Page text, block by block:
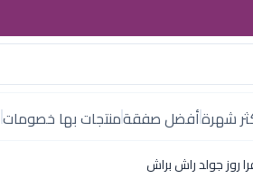
شهرةأفضل صفقةمنتجات بها خصومات
روز جولد راش براش